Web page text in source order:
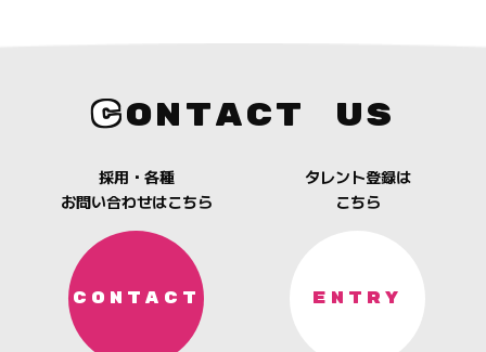
CONTACT US
採用・各種
お問い合わせはこちら
CONTACT
タレント登録は
こちら
ENTRY